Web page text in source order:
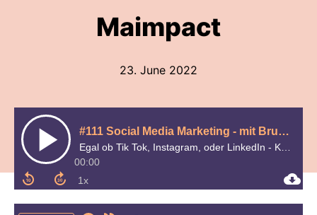
Maimpact
23. June 2022
#111 Social Media Marketing - mit Bruno Möse von Maimpact
00:00